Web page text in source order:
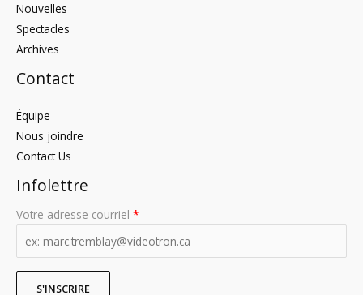
Nouvelles
Spectacles
Archives
Contact
Équipe
Nous joindre
Contact Us
Infolettre
Votre adresse courriel *